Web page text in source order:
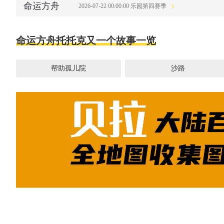
命运方舟 2026-07-22 00:00:00 乐园第四赛季
命运方舟托托克又一个故事一览
帮助孤儿院 沙路